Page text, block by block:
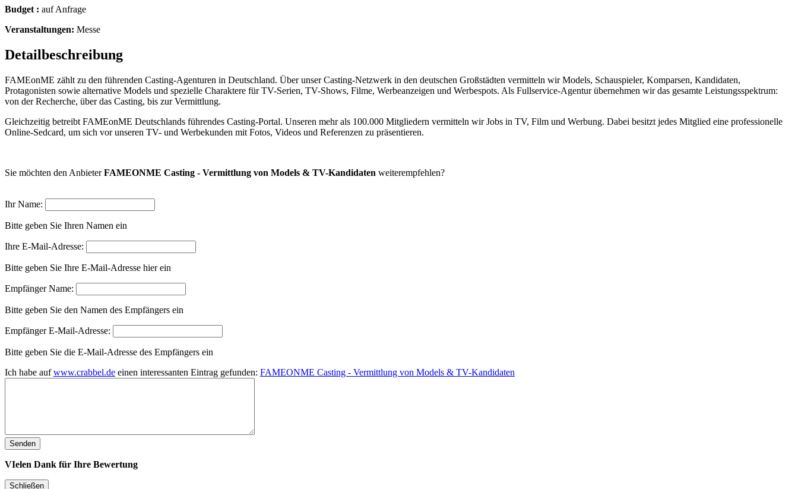
Budget : auf Anfrage
Veranstaltungen: Messe
Detailbeschreibung
FAMEonME zählt zu den führenden Casting-Agenturen in Deutschland. Über unser Casting-Netzwerk in den deutschen Großstädten vermitteln wir Models, Schauspieler, Komparsen, Kandidaten,
Protagonisten sowie alternative Models und spezielle Charaktere für TV-Serien, TV-Shows, Filme, Werbeanzeigen und Werbespots. Als Fullservice-Agentur übernehmen wir das gesamte Leistungsspektrum:
von der Recherche, über das Casting, bis zur Vermittlung.
Gleichzeitig betreibt FAMEonME Deutschlands führendes Casting-Portal. Unseren mehr als 100.000 Mitgliedern vermitteln wir Jobs in TV, Film und Werbung. Dabei besitzt jedes Mitglied eine professionelle
Online-Sedcard, um sich vor unseren TV- und Werbekunden mit Fotos, Videos und Referenzen zu präsentieren.
Sie möchten den AnbieterFAMEONME Casting - Vermittlung von Models & TV-Kandidaten weiterempfehlen?
Ihr Name:
Bitte geben Sie Ihren Namen ein
Ihre E-Mail-Adresse:
Bitte geben Sie Ihre E-Mail-Adresse hier ein
Empfänger Name:
Bitte geben Sie den Namen des Empfängers ein
Empfänger E-Mail-Adresse:
Bitte geben Sie die E-Mail-Adresse des Empfängers ein
Ich habe aufwww.crabbel.de einen interessanten Eintrag gefunden: FAMEONME Casting - Vermittlung von Models & TV-Kandidaten
VIelen Dank für Ihre Bewertung